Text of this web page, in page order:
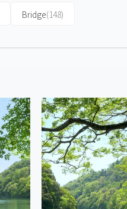
Bridge(148)